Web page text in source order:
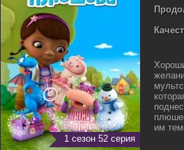
1 сезон 52 серия
им